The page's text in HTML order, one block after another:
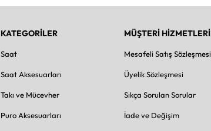
KATEGORİLER
Saat
Saat Aksesuarları
Takı ve Mücevher
Puro Aksesuarları
MÜŞTERİ HİZMETLERİ
Mesafeli Satış Sözleşmesi
Üyelik Sözleşmesi
Sıkça Sorulan Sorular
İade ve Değişim